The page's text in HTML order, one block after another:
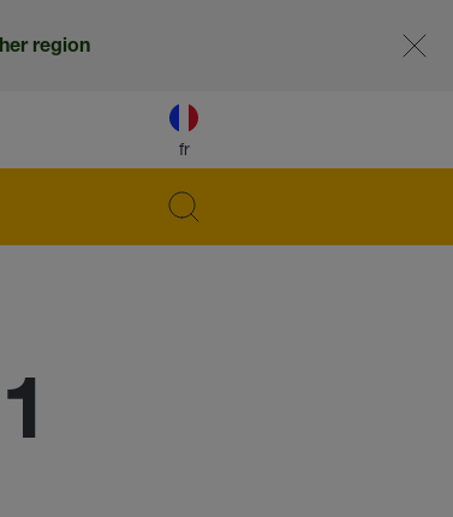
fr
region